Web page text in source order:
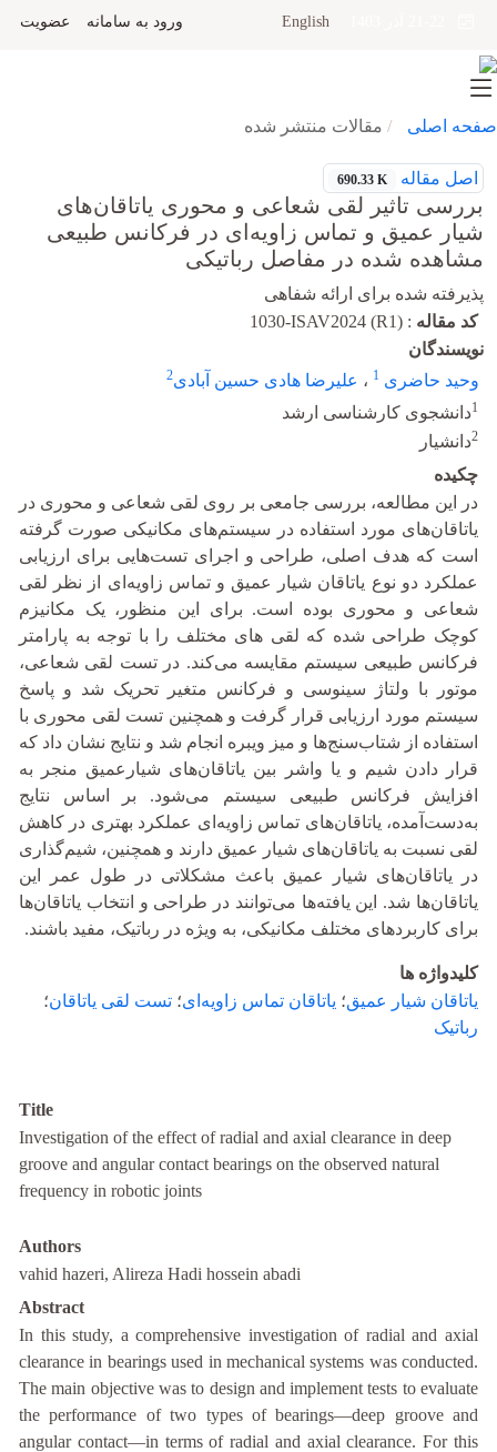
English ورود به سامانه عضویت
صفحه اصلی مقالات منتشر شده
اصل مقاله 690.33 K
بررسی تاثیر لقی شعاعی و محوری یاتاقان‌های
شیار عمیق و تماس زاویه‌ای در فرکانس طبیعی
مشاهده شده در مفاصل رباتیکی
پذیرفته شده برای ارائه شفاهی
کد مقاله :
1030-ISAV2024 (R1)
نویسندگان
وحید حاضری 1 ، علیرضا هادی حسین آبادی2
1دانشجوی کارشناسی ارشد
2دانشیار
چکیده
در این مطالعه، بررسی جامعی بر روی لقی شعاعی و محوری در
یاتاقان‌های مورد استفاده در سیستم‌های مکانیکی صورت گرفته
است که هدف اصلی، طراحی و اجرای تست‌هایی برای ارزیابی
عملکرد دو نوع یاتاقان شیار عمیق و تماس زاویه‌ای از نظر لقی
شعاعی و محوری بوده است. برای این منظور، یک مکانیزم
کوچک طراحی شده که لقی های مختلف را با توجه به پارامتر
فرکانس طبیعی سیستم مقایسه می‌کند. در تست لقی شعاعی،
موتور با ولتاژ سینوسی و فرکانس متغیر تحریک شد و پاسخ
سیستم مورد ارزیابی قرار گرفت و همچنین تست لقی محوری با
استفاده از شتاب‌سنج‌ها و میز ویبره انجام شد و نتایج نشان داد که
قرار دادن شیم و یا واشر بین یاتاقان‌های شیارعمیق منجر به
افزایش فرکانس طبیعی سیستم می‌شود. بر اساس نتایج
به‌دست‌آمده، یاتاقان‌های تماس زاویه‌ای عملکرد بهتری در کاهش
لقی نسبت به یاتاقان‌های شیار عمیق دارند و همچنین، شیم‌گذاری
در یاتاقان‌های شیار عمیق باعث مشکلاتی در طول عمر این
یاتاقان‌ها شد. این یافته‌ها می‌توانند در طراحی و انتخاب یاتاقان‌ها
برای کاربردهای مختلف مکانیکی، به ویژه در رباتیک، مفید باشند.
کلیدواژه ها
یاتاقان شیار عمیق؛ یاتاقان تماس زاویه‌ای؛ تست لقی یاتاقان؛
رباتیک
Title
Investigation of the effect of radial and axial clearance in deep
groove and angular contact bearings on the observed natural
frequency in robotic joints
Authors
vahid hazeri, Alireza Hadi hossein abadi
Abstract
In this study, a comprehensive investigation of radial and axial
clearance in bearings used in mechanical systems was conducted.
The main objective was to design and implement tests to evaluate
the performance of two types of bearings—deep groove and
angular contact—in terms of radial and axial clearance. For this